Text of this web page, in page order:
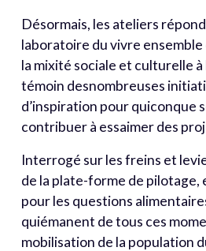
Désormais, les ateliers
laboratoire du vivre
la mixité sociale et culturelle
témoin desnombreuses
d’inspiration pour quiconque
contribuer à essaimer des
Interrogé sur les freins et
de la plate-forme de pilotage,
pour les questions
quiémanent de tous ces
mobilisation de la population